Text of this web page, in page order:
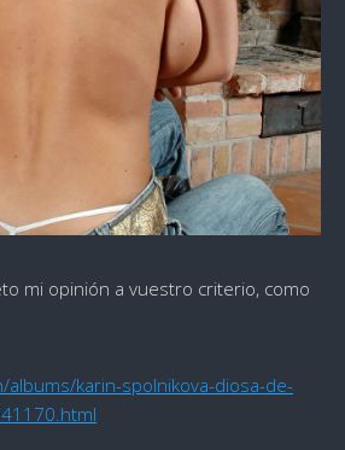
mi opinión a vuestro criterio, como
karin-spolnikova-diosa-de-